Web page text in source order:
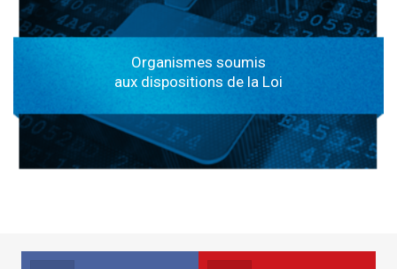
Organismes soumis
aux dispositions de la Loi